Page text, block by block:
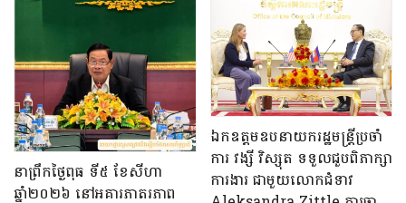
ទី៣នៃក្រុមប្រឹក្សាអ្នកច្បាប់ និង
ឯកឧត្តម ចែម ផល្លា អនុប្រធាន​
និង​ជា​ប្រធាន​ក្រុមការងារទី៣នៃ
ក្រុមប្រឹក្សាសេដ្ឋកិច្ច សង្គមកិច្ច
និង​វប្បធម៌ ដើម្បីពិនិត្យ​និង​
ពិភាក្សា​លើ «សេចក្តីព្រាង
ផែនការ​សកម្មភាពជាតិ​​ស្ដីពី​ការ
បង្ការទប់ស្កាត់​អាពាហ៍ពិពាហ៍​
នាព្រឹកថ្ងៃពុធ ទី៥ ខែសីហា
ឆ្នាំ២០២៦ នៅអគារភាតរភាព
ឯកឧត្តមឧបនាយករដ្ឋមន្ត្រីប្រចាំ
ការ វង្សី វិស្សុត ទទួលជួបពិភាក្សា
ការងារ ជាមួយលោកជំទាវ